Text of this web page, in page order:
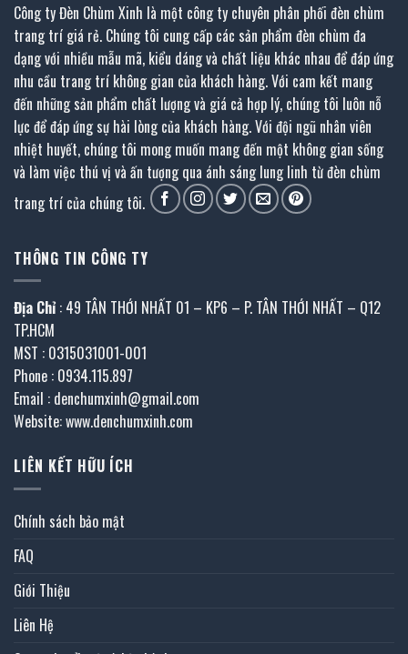
Công ty Đèn Chùm Xinh là một công ty chuyên phân phối đèn chùm
trang trí giá rẻ. Chúng tôi cung cấp các sản phẩm đèn chùm đa
dạng với nhiều mẫu mã, kiểu dáng và chất liệu khác nhau để đáp ứng
nhu cầu trang trí không gian của khách hàng. Với cam kết mang
đến những sản phẩm chất lượng và giá cả hợp lý, chúng tôi luôn nỗ
lực để đáp ứng sự hài lòng của khách hàng. Với đội ngũ nhân viên
nhiệt huyết, chúng tôi mong muốn mang đến một không gian sống
và làm việc thú vị và ấn tượng qua ánh sáng lung linh từ đèn chùm
trang trí của chúng tôi.
THÔNG TIN CÔNG TY
Địa Chỉ : 49 TÂN THỚI NHẤT 01 – KP6 – P. TÂN THỚI NHẤT – Q12
TP.HCM
MST : 0315031001-001
Phone : 0934.115.897
Email : denchumxinh@gmail.com
Website: www.denchumxinh.com
LIÊN KẾT HỮU ÍCH
Chính sách bảo mật
FAQ
Giới Thiệu
Liên Hệ